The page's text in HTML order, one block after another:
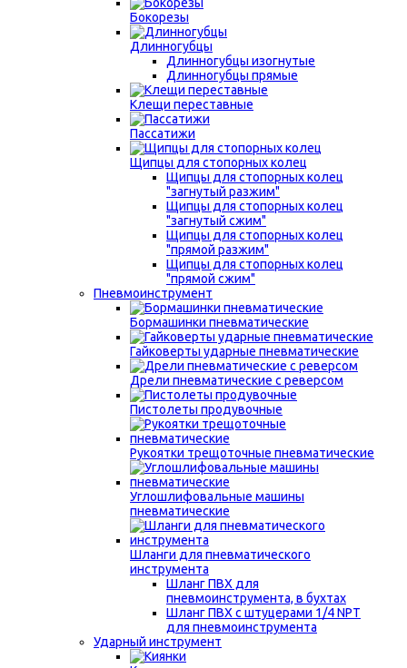
Бокорезы
Длинногубцы
Длинногубцы изогнутые
Длинногубцы прямые
Клещи переставные
Пассатижи
Щипцы для стопорных колец
Щипцы для стопорных колец
"загнутый разжим"
Щипцы для стопорных колец
"загнутый сжим"
Щипцы для стопорных колец
"прямой разжим"
Щипцы для стопорных колец
"прямой сжим"
Пневмоинструмент
Бормашинки пневматические
Гайковерты ударные пневматические
Дрели пневматические с реверсом
Пистолеты продувочные
Рукоятки трещоточные пневматические
Углошлифовальные машины
пневматические
Шланги для пневматического
инструмента
Шланг ПВХ для
пневмоинструмента, в бухтах
Шланг ПВХ с штуцерами 1/4 NPT
для пневмоинструмента
Ударный инструмент